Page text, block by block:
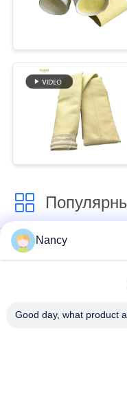
Мешочные фильтры
для пылесборника
Цедильный мешок
Nancy
Good day, what product